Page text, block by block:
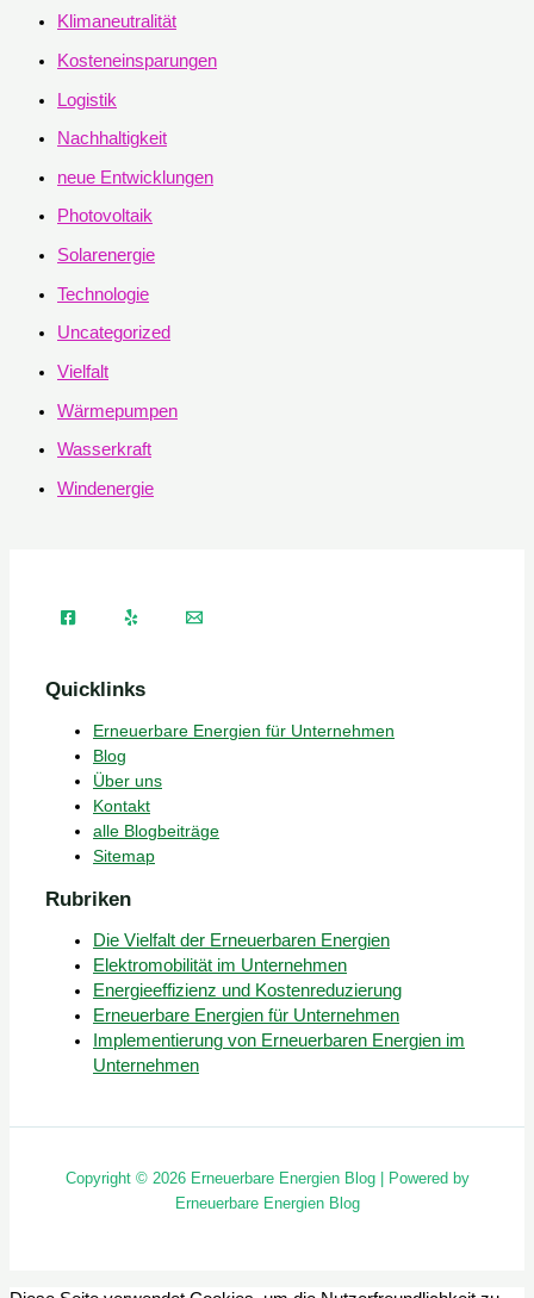
Klimaneutralität
Kosteneinsparungen
Logistik
Nachhaltigkeit
neue Entwicklungen
Photovoltaik
Solarenergie
Technologie
Uncategorized
Vielfalt
Wärmepumpen
Wasserkraft
Windenergie
Quicklinks
Erneuerbare Energien für Unternehmen
Blog
Über uns
Kontakt
alle Blogbeiträge
Sitemap
Rubriken
Die Vielfalt der Erneuerbaren Energien
Elektromobilität im Unternehmen
Energieeffizienz und Kostenreduzierung
Erneuerbare Energien für Unternehmen
Implementierung von Erneuerbaren Energien im
Unternehmen
Copyright © 2026 Erneuerbare Energien Blog | Powered by
Erneuerbare Energien Blog